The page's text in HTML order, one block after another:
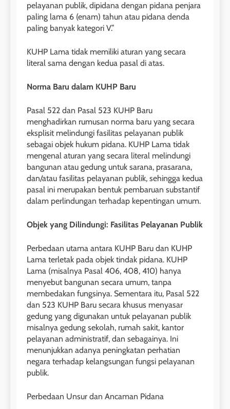
pelayanan publik, dipidana dengan pidana penjara
paling lama 6 (enam) tahun atau pidana denda
paling banyak kategori V.”
KUHP Lama tidak memiliki aturan yang secara
literal sama dengan kedua pasal di atas.
Norma Baru dalam KUHP Baru
Pasal 522 dan Pasal 523 KUHP Baru
menghadirkan rumusan norma baru yang secara
eksplisit melindungi fasilitas pelayanan publik
sebagai objek hukum pidana. KUHP Lama tidak
mengenal aturan yang secara literal melindungi
bangunan atau gedung untuk sarana, prasarana,
dan/atau fasilitas pelayanan publik, sehingga kedua
pasal ini merupakan bentuk pembaruan substantif
dalam perlindungan terhadap kepentingan umum.
Objek yang Dilindungi: Fasilitas Pelayanan Publik
Perbedaan utama antara KUHP Baru dan KUHP
Lama terletak pada objek tindak pidana. KUHP
Lama (misalnya Pasal 406, 408, 410) hanya
menyebut bangunan secara umum, tanpa
membedakan fungsinya. Sementara itu, Pasal 522
dan 523 KUHP Baru secara khusus menyasar
gedung yang digunakan untuk pelayanan publik
misalnya gedung sekolah, rumah sakit, kantor
pelayanan administratif, dan sebagainya. Ini
menunjukkan adanya peningkatan perhatian
negara terhadap kelangsungan fungsi pelayanan
publik.
Perbedaan Unsur dan Ancaman Pidana